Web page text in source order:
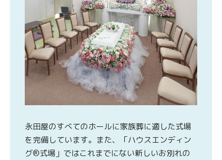
永田屋のすべてのホールに家族葬に適した式場
を完備しています。また、「ハウスエンディン
グ®式場」ではこれまでにない新しいお別れの